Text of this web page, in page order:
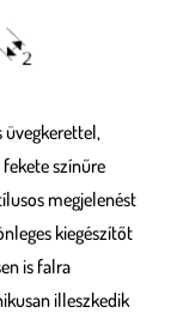
üvegkerettel,
színűre
megjelenést
kiegészítőt
is falra
illeszkedik